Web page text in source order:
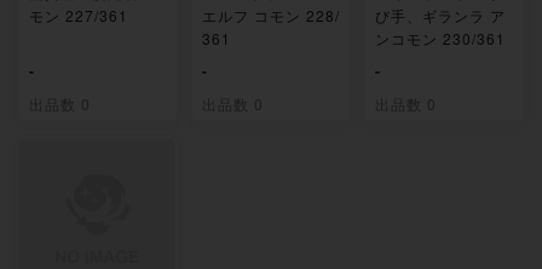
モン 227/361
-
出品数 0
エルフ コモン 228/
361
-
出品数 0
び手、ギランラ ア
ンコモン 230/361
-
出品数 0